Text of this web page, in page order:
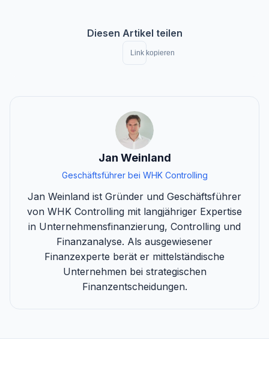
Diesen Artikel teilen
Link kopieren
Jan Weinland
Geschäftsführer bei WHK Controlling
Jan Weinland ist Gründer und Geschäftsführer
von WHK Controlling mit langjähriger Expertise
in Unternehmensfinanzierung, Controlling und
Finanzanalyse. Als ausgewiesener
Finanzexperte berät er mittelständische
Unternehmen bei strategischen
Finanzentscheidungen.